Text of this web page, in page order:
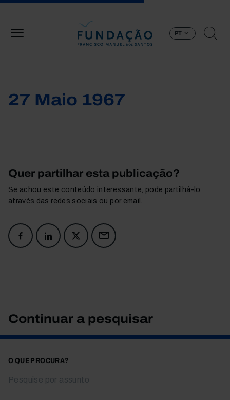
PT
27 Maio 1967
Quer partilhar esta publicação?
Se achou este conteúdo interessante, pode partilhá-lo
através das redes sociais ou por email.
Continuar a pesquisar
O QUE PROCURA?